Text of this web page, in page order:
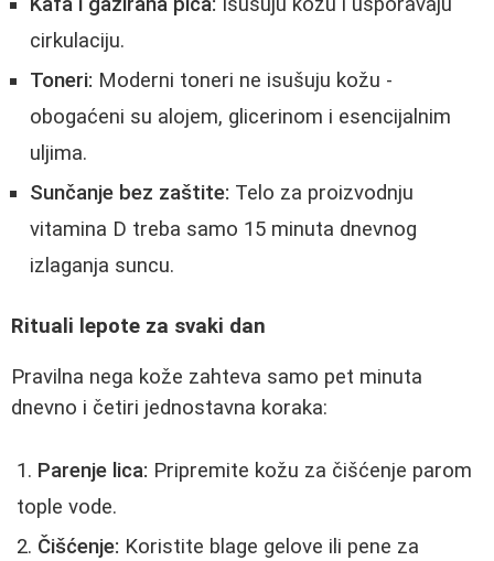
cirkulaciju.
Toneri: Moderni toneri ne isušuju kožu -
obogaćeni su alojem, glicerinom i esencijalnim
uljima.
Sunčanje bez zaštite: Telo za proizvodnju
vitamina D treba samo 15 minuta dnevnog
izlaganja suncu.
Rituali lepote za svaki dan
Pravilna nega kože zahteva samo pet minuta
dnevno i četiri jednostavna koraka:
Parenje lica: Pripremite kožu za čišćenje parom
tople vode.
Čišćenje: Koristite blage gelove ili pene za